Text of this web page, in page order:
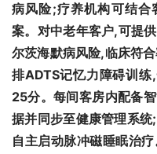
病风险;疗养机构可结合
案。对中老年客户,可提
尔茨海默病风险,临床符
排ADTS记忆力障碍训
25分。每间客房内配备
据并同步至健康管理系
自主启动脉冲磁睡眠治